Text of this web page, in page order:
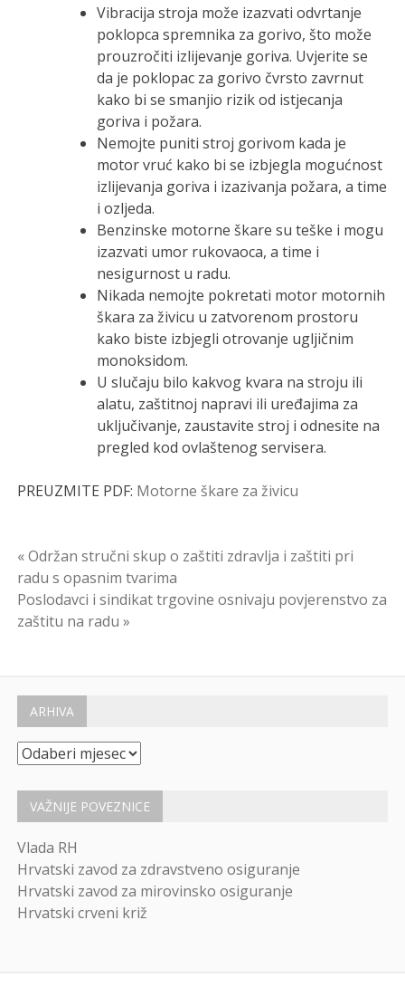
Vibracija stroja može izazvati odvrtanje
poklopca spremnika za gorivo, što može
prouzročiti izlijevanje goriva. Uvjerite se
da je poklopac za gorivo čvrsto zavrnut
kako bi se smanjio rizik od istjecanja
goriva i požara.
Nemojte puniti stroj gorivom kada je
motor vruć kako bi se izbjegla mogućnost
izlijevanja goriva i izazivanja požara, a time
i ozljeda.
Benzinske motorne škare su teške i mogu
izazvati umor rukovaoca, a time i
nesigurnost u radu.
Nikada nemojte pokretati motor motornih
škara za živicu u zatvorenom prostoru
kako biste izbjegli otrovanje ugljičnim
monoksidom.
U slučaju bilo kakvog kvara na stroju ili
alatu, zaštitnoj napravi ili uređajima za
uključivanje, zaustavite stroj i odnesite na
pregled kod ovlaštenog servisera.
PREUZMITE PDF: Motorne škare za živicu
Navigacija
objava
« Održan stručni skup o zaštiti zdravlja i zaštiti pri
radu s opasnim tvarima
Poslodavci i sindikat trgovine osnivaju povjerenstvo za
zaštitu na radu »
ARHIVA
Arhiva
VAŽNIJE POVEZNICE
Vlada RH
Hrvatski zavod za zdravstveno osiguranje
Hrvatski zavod za mirovinsko osiguranje
Hrvatski crveni križ